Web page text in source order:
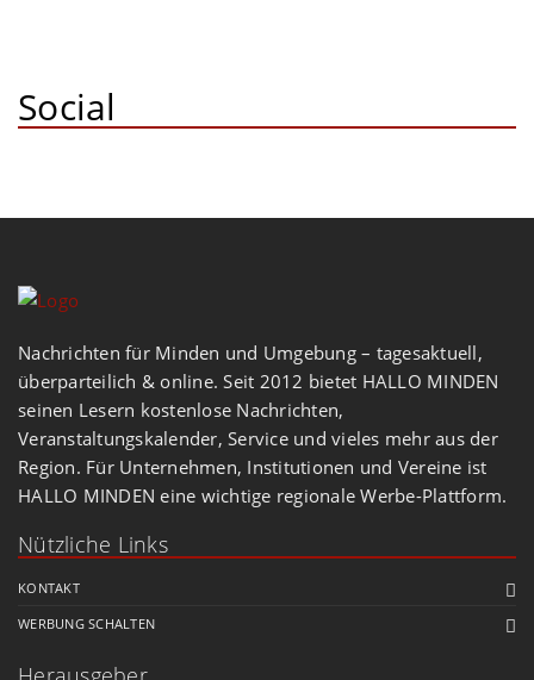
Social
Nachrichten für Minden und Umgebung – tagesaktuell,
überparteilich & online. Seit 2012 bietet HALLO MINDEN
seinen Lesern kostenlose Nachrichten,
Veranstaltungskalender, Service und vieles mehr aus der
Region. Für Unternehmen, Institutionen und Vereine ist
HALLO MINDEN eine wichtige regionale Werbe-Plattform.
Nützliche Links
KONTAKT
WERBUNG SCHALTEN